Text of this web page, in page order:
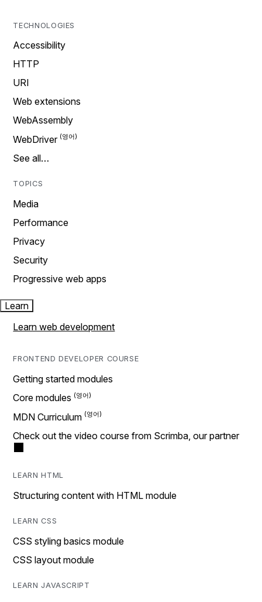
TECHNOLOGIES
Accessibility
HTTP
URI
Web extensions
WebAssembly
WebDriver
See all…
TOPICS
Media
Performance
Privacy
Security
Progressive web apps
Learn
Learn web development
FRONTEND DEVELOPER COURSE
Getting started modules
Core modules
MDN Curriculum
Check out the video course from Scrimba, our partner
LEARN HTML
Structuring content with HTML module
LEARN CSS
CSS styling basics module
CSS layout module
LEARN JAVASCRIPT